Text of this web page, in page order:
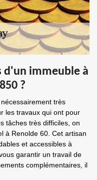
d'un immeuble à
?
très
les travaux qui ont pour
tâches très difficiles, on
à Renolde 60. Cet artisan
et accessibles à
garantir un travail de
complémentaires, il